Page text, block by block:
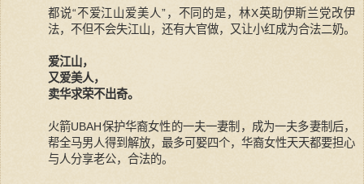
都说“不爱江山爱美人”，不同的是，林X英助伊斯兰党改伊
法，不但不会失江山，还有大官做，又让小红成为合法二奶。
爱江山，
又爱美人，
卖华求荣不出奇。
火箭UBAH保护华裔女性的一夫一妻制，成为一夫多妻制后，
帮全马男人得到解放，最多可娶四个，华裔女性天天都要担心
与人分享老公，合法的。